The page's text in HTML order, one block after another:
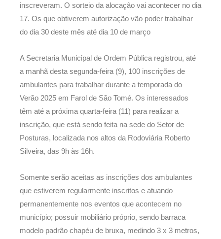
inscreveram. O sorteio da alocação vai acontecer no dia
17. Os que obtiverem autorização vão poder trabalhar
do dia 30 deste mês até dia 10 de março
A Secretaria Municipal de Ordem Pública registrou, até
a manhã desta segunda-feira (9), 100 inscrições de
ambulantes para trabalhar durante a temporada do
Verão 2025 em Farol de São Tomé. Os interessados
têm até a próxima quarta-feira (11) para realizar a
inscrição, que está sendo feita na sede do Setor de
Posturas, localizada nos altos da Rodoviária Roberto
Silveira, das 9h às 16h.
Somente serão aceitas as inscrições dos ambulantes
que estiverem regularmente inscritos e atuando
permanentemente nos eventos que acontecem no
município; possuir mobiliário próprio, sendo barraca
modelo padrão chapéu de bruxa, medindo 3 x 3 metros,